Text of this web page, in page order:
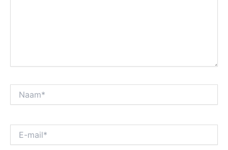
mail*